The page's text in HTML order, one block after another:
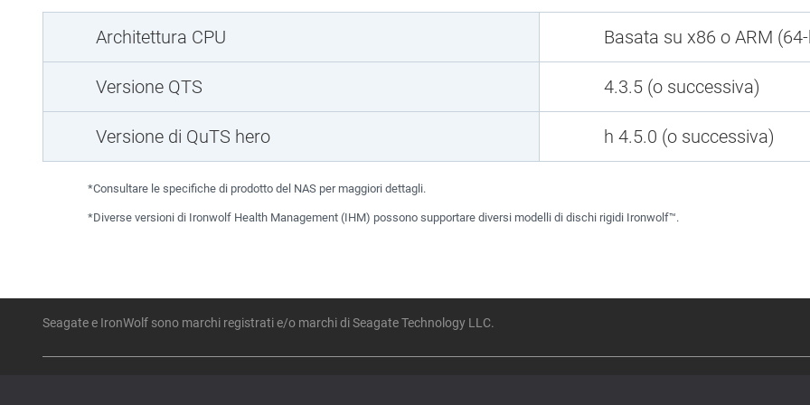
Architettura CPU Basata su x86 o ARM
Versione QTS 4.3.5 (o successiva)
Versione di QuTS hero h 4.5.0 (o successiva)
*Consultare le specifiche di prodotto del NAS per maggiori dettagli.
*Diverse versioni di Ironwolf Health Management (IHM) possono supportare diversi modelli di dischi rigidi Ironwolf™.
Seagate e IronWolf sono marchi registrati e/o marchi di Seagate Technology LLC.